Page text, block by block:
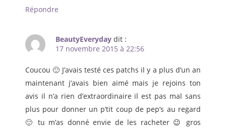
Répondre
BeautyEveryday dit :
17 novembre 2015 à 22:56
Coucou 🙂 J’avais testé ces patchs il y a plus d’un an
maintenant j’avais bien aimé mais je rejoins ton
avis il n’a rien d’extraordinaire il est pas mal sans
plus pour donner un p’tit coup de pep’s au regard
🙂 tu m’as donné envie de les racheter 😉 gros